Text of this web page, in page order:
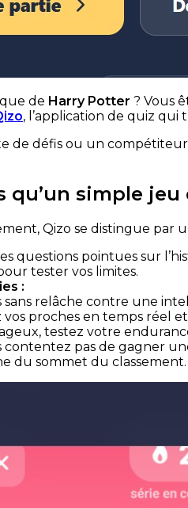
de Harry Potter ? Vous
, l’application de quiz
de défis ou un
simple
Qizo se distingue
questions pointues sur
tester vos limites.
:
sans relâche contre une
vos proches en temps réel
testez votre
contentez pas de gagner
du sommet du classement.